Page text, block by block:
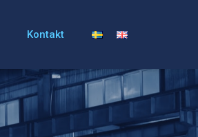
Kontakt